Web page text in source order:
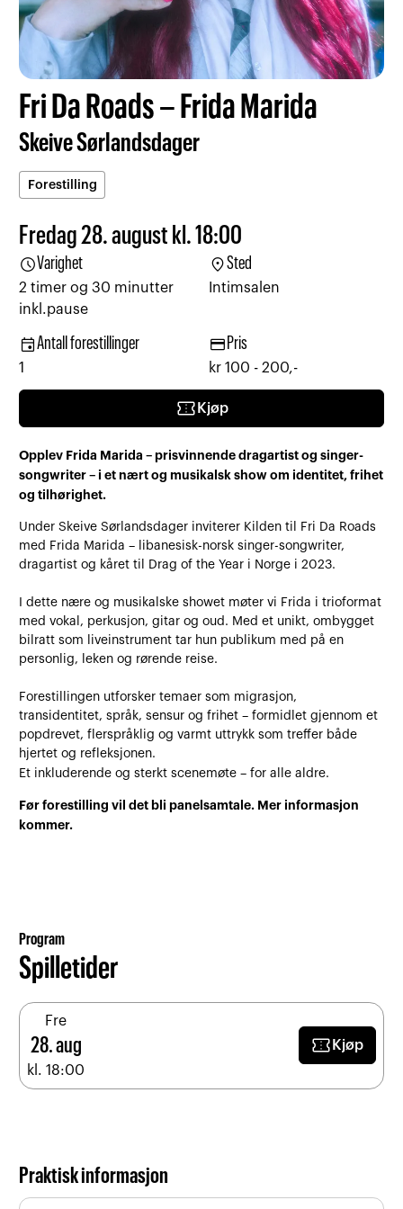
Fri Da Roads – Frida Marida
Skeive Sørlandsdager
Forestilling
Fredag 28. august kl. 18:00
scheduleVarighet
2 timer og 30 minutter
inkl.pause
location_onSted
Intimsalen
eventAntall forestillinger
1
credit_card Pris
kr 100 - 200,-
confirmation_number Kjøp
Opplev Frida Marida – prisvinnende dragartist og singer-
songwriter – i et nært og musikalsk show om identitet, frihet
og tilhørighet.
Under Skeive Sørlandsdager inviterer Kilden til Fri Da Roads
med Frida Marida – libanesisk-norsk singer-songwriter,
dragartist og kåret til Drag of the Year i Norge i 2023.
I dette nære og musikalske showet møter vi Frida i trioformat
med vokal, perkusjon, gitar og oud. Med et unikt, ombygget
bilratt som liveinstrument tar hun publikum med på en
personlig, leken og rørende reise.
Forestillingen utforsker temaer som migrasjon,
transidentitet, språk, sensur og frihet – formidlet gjennom et
popdrevet, flerspråklig og varmt uttrykk som treffer både
hjertet og refleksjonen.
Et inkluderende og sterkt scenemøte – for alle aldre.
Før forestilling vil det bli panelsamtale. Mer informasjon
kommer.
Program
Spilletider
Fre
28. aug
kl. 18:00
confirmation_number Kjøp
Praktisk informasjon